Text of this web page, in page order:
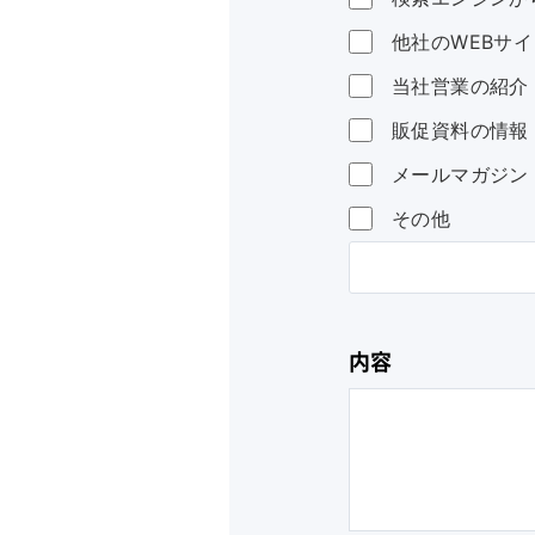
他社のWEBサ
当社営業の紹介
販促資料の情報
メールマガジン
その他
内容